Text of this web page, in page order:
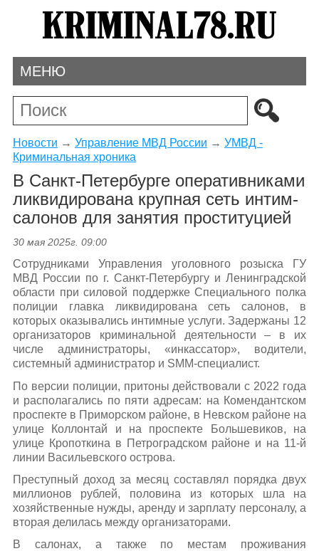
МЕНЮ
Новости → Управление МВД России → УМВД -
Криминальная хроника
В Санкт-Петербурге оперативниками
ликвидирована крупная сеть интим-
салонов для занятия проституцией
30 мая 2025г. 09:00
Сотрудниками Управления уголовного розыска ГУ
МВД России по г. Санкт-Петербургу и Ленинградской
области при силовой поддержке Специального полка
полиции главка ликвидирована сеть салонов, в
которых оказывались интимные услуги. Задержаны 12
организаторов криминальной деятельности – в их
числе администраторы, «инкассатор», водители,
системный администратор и SMM-специалист.
По версии полиции, притоны действовали с 2022 года
и располагались по пяти адресам: на Комендантском
проспекте в Приморском районе, в Невском районе на
улице Коллонтай и на проспекте Большевиков, на
улице Кропоткина в Петроградском районе и на 11-й
линии Васильевского острова.
Преступный доход за месяц составлял порядка двух
миллионов рублей, половина из которых шла на
хозяйственные нужды, аренду и зарплату персоналу, а
вторая делилась между организаторами.
В салонах, а также по местам проживания